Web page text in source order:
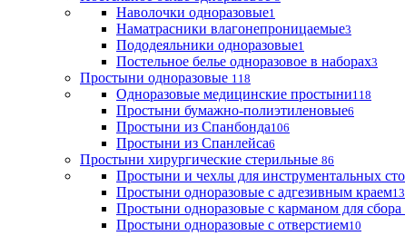
Наволочки одноразовые1
Наматрасники влагонепроницаемые3
Пододеяльники одноразовые1
Постельное белье одноразовое в наборах3
Простыни одноразовые 118
Одноразовые медицинские простыни118
Простыни бумажно-полиэтиленовые6
Простыни из Спанбонда106
Простыни из Спанлейса6
Простыни хирургические стерильные 86
Простыни и чехлы для инструментальных
Простыни одноразовые с адгезивным краем13
Простыни одноразовые с карманом для
Простыни одноразовые с отверстием10